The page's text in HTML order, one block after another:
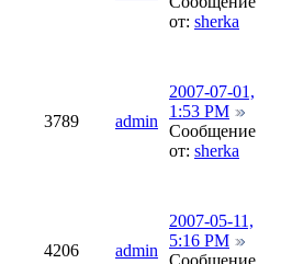
от: sherka
3789 admin
2007-07-01,
1:53 PM
Сообщение
от: sherka
4206 admin
2007-05-11,
5:16 PM
Сообщение